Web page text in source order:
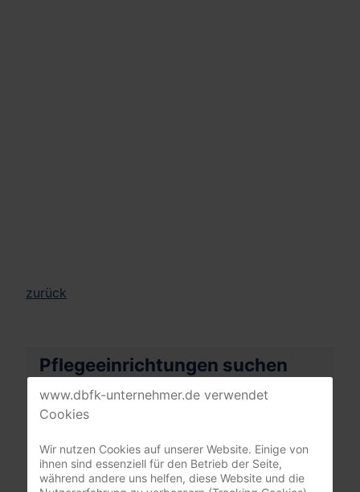
zurück
Pflegeeinrichtungen suchen
Ihre PLZ oder Stadt
www.dbfk-unternehmer.de verwendet
Cookies
Wir nutzen Cookies auf unserer Website. Einige von
ihnen sind essenziell für den Betrieb der Seite,
während andere uns helfen, diese Website und die